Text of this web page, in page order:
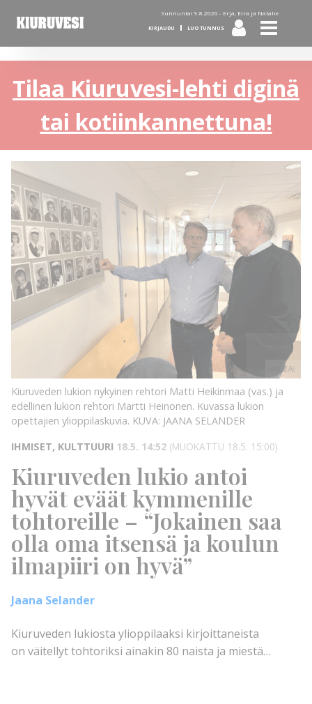
Sunnuntai 9.8.2026 - Erja, Eira ja Natalie
KIRJAUDU LUO TUNNUS
Tilaa Kiuruvesi-lehti diginä
tai kotiinkannettuna!
KUVA:
SELANDER
Kiuruveden lukion nykyinen rehtori Matti Heikinmaa (vas.) ja
edellinen lukion rehtori Martti Heinonen. Kuvassa lukion
opettajien ylioppilaskuvia. KUVA: JAANA SELANDER
IHMISET, KULTTUURI 18.5. 14:52 (MUOKATTU 18.5. 15:00)
Kiuruveden lukio antoi
hyvät eväät kymmenille
tohtoreille – “Jokainen saa
olla oma itsensä ja koulun
ilmapiiri on hyvä”
Jaana Selander
Kiuruveden lukiosta ylioppilaaksi kirjoittaneista
on väitellyt tohtoriksi ainakin 80 naista ja miestä…